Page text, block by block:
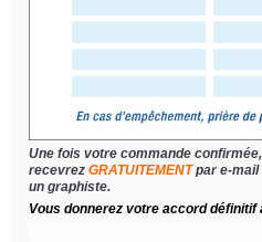
Une fois votre commande
recevrez GRATUITEMENT par e-
un graphiste.
Vous donnerez votre accord définitif